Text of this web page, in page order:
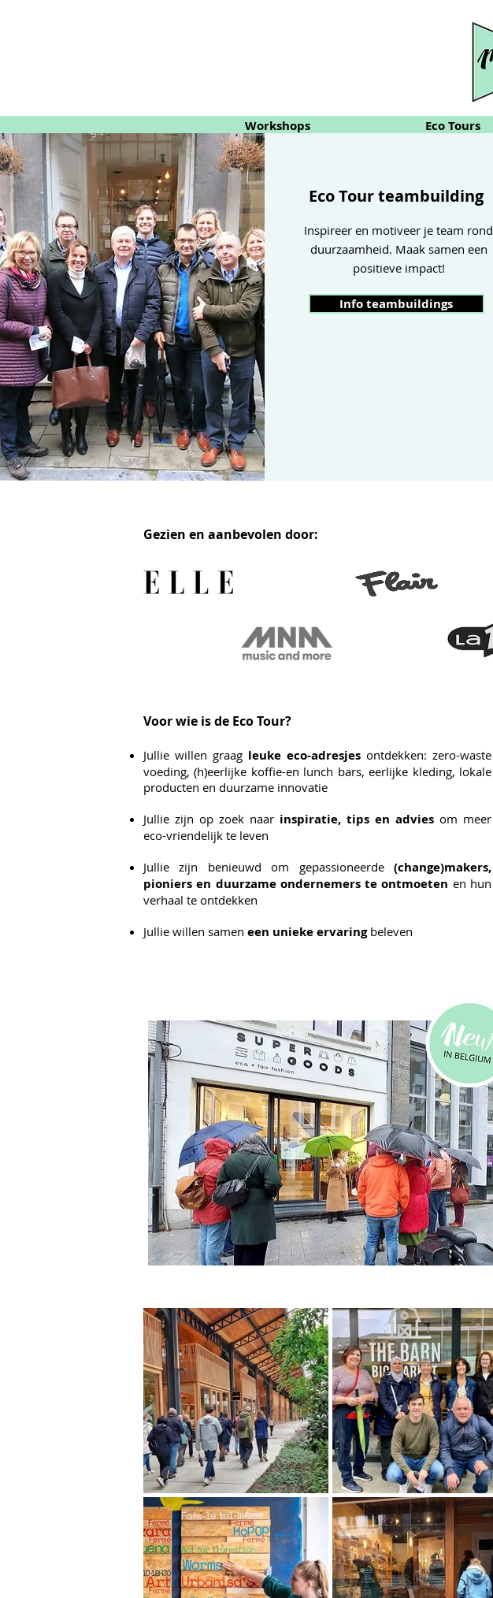
Workshops Eco Tours
Eco Tour teambuilding
Inspireer en motiveer je team rond
duurzaamheid. Maak samen een
positieve impact!
Info teambuildings
Gezien en aanbevolen door:
Voor wie is de Eco Tour?
Jullie willen graag leuke eco-adresjes ontdekken: zero-waste
voeding, (h)eerlijke koffie-en lunch bars, eerlijke kleding, lokale
producten en duurzame innovatie
Jullie zijn op zoek naar inspiratie, tips en advies om meer
eco-vriendelijk te leven
Jullie zijn benieuwd om gepassioneerde (change)makers,
pioniers en duurzame ondernemers te ontmoeten en hun
verhaal te ontdekken
Jullie willen samen een unieke ervaring beleven